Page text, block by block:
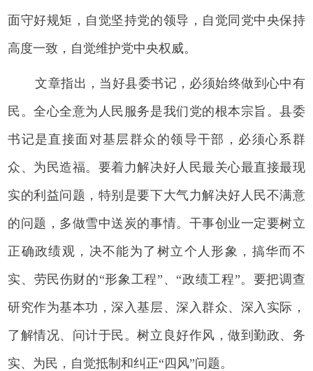
面守好规矩，自觉坚持党的领导，自觉同党中央保持
高度一致，自觉维护党中央权威。
文章指出，当好县委书记，必须始终做到心中有
民。全心全意为人民服务是我们党的根本宗旨。县委
书记是直接面对基层群众的领导干部，必须心系群
众、为民造福。要着力解决好人民最关心最直接最现
实的利益问题，特别是要下大气力解决好人民不满意
的问题，多做雪中送炭的事情。干事创业一定要树立
正确政绩观，决不能为了树立个人形象，搞华而不
实、劳民伤财的“形象工程”、“政绩工程”。要把调查
研究作为基本功，深入基层、深入群众、深入实际，
了解情况、问计于民。树立良好作风，做到勤政、务
实、为民，自觉抵制和纠正“四风”问题。